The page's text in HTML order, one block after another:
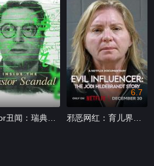
Trustor丑闻：瑞典金融案内幕
6.7
邪恶网红：育儿界的黑暗故事